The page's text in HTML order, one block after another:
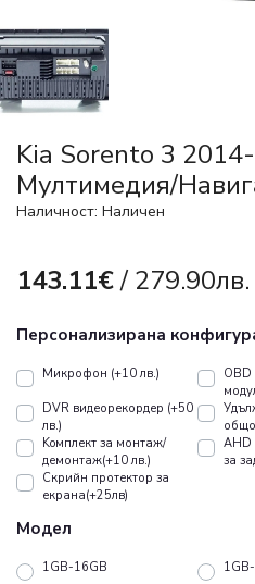
Kia Sorento 3
Mултимедия/
Наличност: Наличен
143.11€/ 279.90лв.
Персонализирана
Микрофон (+10 лв.)
OBD
DVR видеорекордер (+50
лв.)
Koмплект за монтаж/
демонтаж(+10 лв.)
AHD
за
Скрийн протектор за
екрана(+25лв)
Модел
1GB-16GB